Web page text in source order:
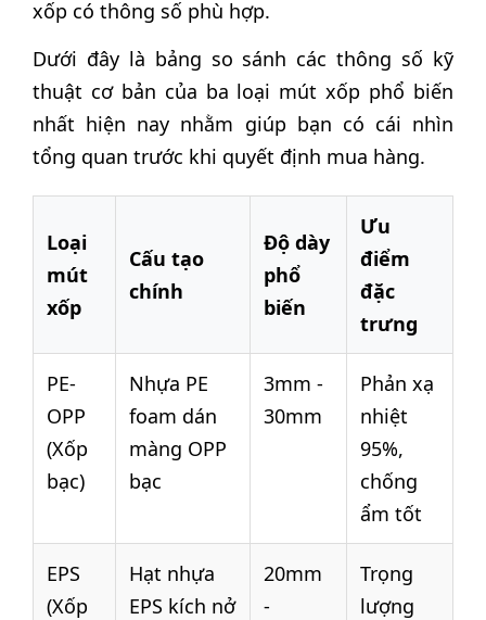
xốp có thông số phù hợp.
Dưới đây là bảng so sánh các thông số kỹ
thuật cơ bản của ba loại mút xốp phổ biến
nhất hiện nay nhằm giúp bạn có cái nhìn
tổng quan trước khi quyết định mua hàng.
Loại
mút
xốp
Cấu tạo
chính
Độ dày
phổ
biến
Ưu
điểm
đặc
trưng
PE-
OPP
(Xốp
bạc)
Nhựa PE
foam dán
màng OPP
bạc
3mm -
30mm
Phản xạ
nhiệt
95%,
chống
ẩm tốt
EPS
(Xốp
Hạt nhựa
EPS kích nở
20mm
-
Trọng
lượng